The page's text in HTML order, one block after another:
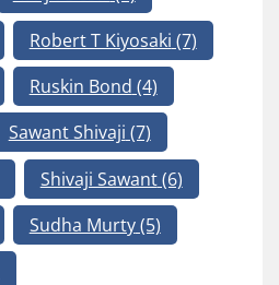
Robert T Kiyosaki (7)
Ruskin Bond (4)
Sawant Shivaji (7)
Shivaji Sawant(6)
Sudha Murty(5)